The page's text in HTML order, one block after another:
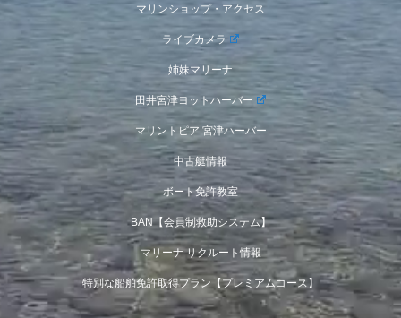
マリンショップ・アクセス
ライブカメラ
姉妹マリーナ
田井宮津ヨットハーバー
マリントピア 宮津ハーバー
中古艇情報
ボート免許教室
BAN【会員制救助システム】
マリーナ リクルート情報
特別な船舶免許取得プラン【プレミアムコース】